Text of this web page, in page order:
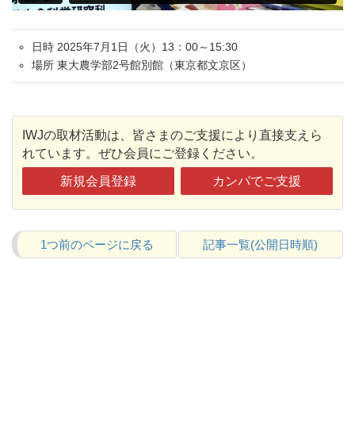
日時 2025年7月1日（火）13：00～15:30
場所 東大農学部2号館別館（東京都文京区）
IWJの取材活動は、皆さまのご支援により直接支えら
れています。ぜひ会員にご登録ください。
新規会員登録 カンパでご支援
1つ前のページに戻る 記事一覧(公開日時順)